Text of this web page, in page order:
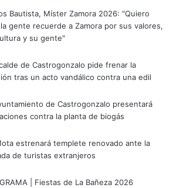
Bautista, Míster Zamora 2026: "Quiero
gente recuerde a Zamora por sus valores,
y su gente"
de Castrogonzalo pide frenar la
tras un acto vandálico contra una edil
de Castrogonzalo presentará
contra la planta de biogás
estrenará templete renovado ante la
de turistas extranjeros
| Fiestas de La Bañeza 2026